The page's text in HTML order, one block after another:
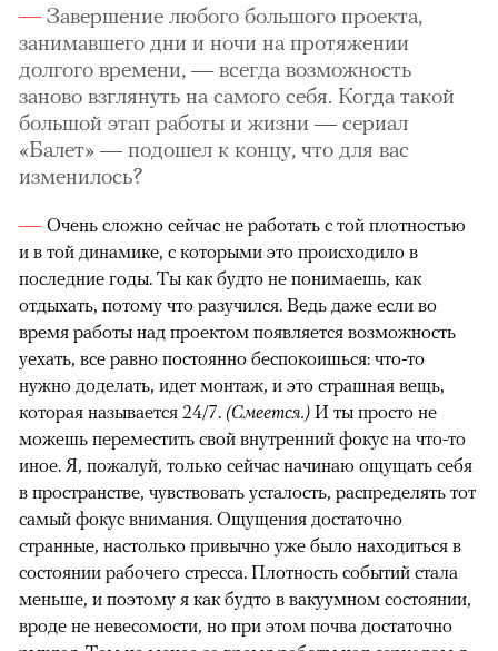
Завершение любого большого проекта,
занимавшего дни и ночи на протяжении
долгого времени, — всегда возможность
заново взглянуть на самого себя. Когда такой
большой этап работы и жизни — сериал
«Балет» — подошел к концу, что для вас
изменилось?
Очень сложно сейчас не работать с той плотностью
и в той динамике, с которыми это происходило в
последние годы. Ты как будто не понимаешь, как
отдыхать, потому что разучился. Ведь даже если во
время работы над проектом появляется возможность
уехать, все равно постоянно беспокоишься: что-то
нужно доделать, идет монтаж, и это страшная вещь,
которая называется 24/7. (Смеется.) И ты просто не
можешь переместить свой внутренний фокус на что-то
иное. Я, пожалуй, только сейчас начинаю ощущать себя
в пространстве, чувствовать усталость, распределять тот
самый фокус внимания. Ощущения достаточно
странные, настолько привычно уже было находиться в
состоянии рабочего стресса. Плотность событий стала
меньше, и поэтому я как будто в вакуумном состоянии,
вроде не невесомости, но при этом почва достаточно